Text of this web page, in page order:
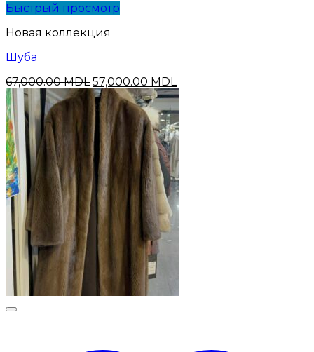
Быстрый просмотр
Новая коллекция
Шуба
67,000.00MDL Первоначальная
цена
составляла
67,000.00 MDL.
57,000.00 MDL
цена:
57,000.00 MDL.